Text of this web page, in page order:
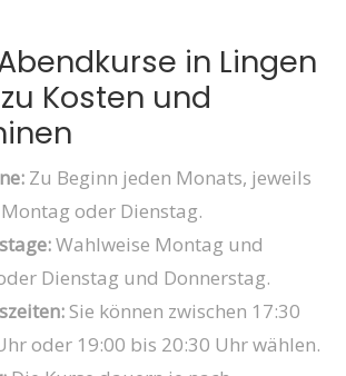
in Lingen
Kosten und
Zu Beginn jeden Monats, jeweils
oder Dienstag.
Wahlweise Montag und
Dienstag und Donnerstag.
Sie können zwischen 17:30
oder 19:00 bis 20:30 Uhr wählen.